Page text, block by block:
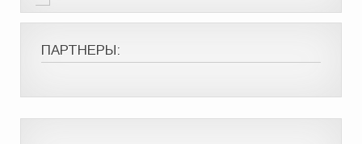
ПАРТНЕРЫ: